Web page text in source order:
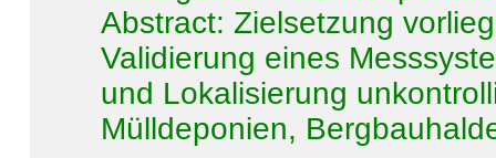
Abstract:Zielsetzung
Validierung eines
und Lokalisierung
Mülldeponien,